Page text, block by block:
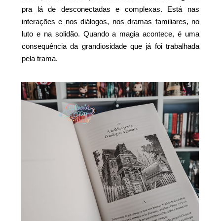
pra lá de desconectadas e complexas. Está nas
interações e nos diálogos, nos dramas familiares, no
luto e na solidão. Quando a magia acontece, é uma
consequência da grandiosidade que já foi trabalhada
pela trama.